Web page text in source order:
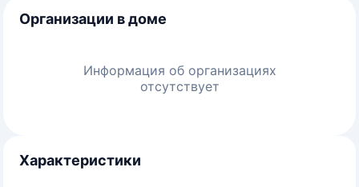
Организации в доме
Информация об организациях
отсутствует
Характеристики